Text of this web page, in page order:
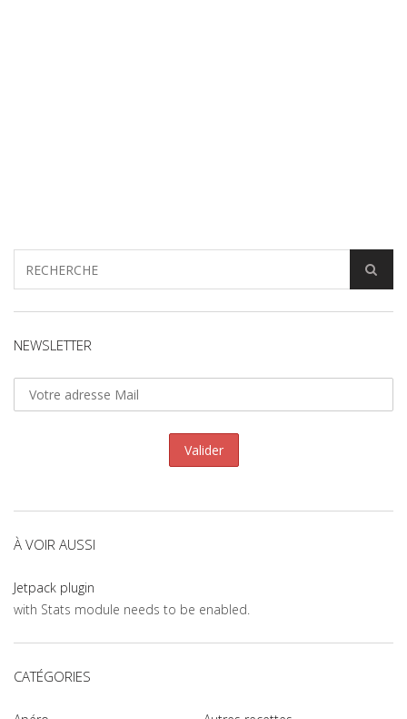
NEWSLETTER
À VOIR AUSSI
Jetpack plugin
with Stats module needs to be enabled.
CATÉGORIES